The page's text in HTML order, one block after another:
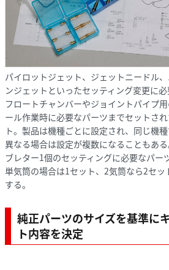
パイロットジェット、ジェットニードル
ンジェットといったセッティング変更に必
フロートチャンバーやジョイントパイプ
ール作業時に必要なパーツまでセットさ
ト。製品は機種ごとに設定され、同じ機
異なる場合は設定が複数になることもあ
ブレター1個のセッティングに必要なパー
単気筒の場合は1セット、2気筒なら2セ
する。
純正パーツのサイズを基準に
ト内容を決定